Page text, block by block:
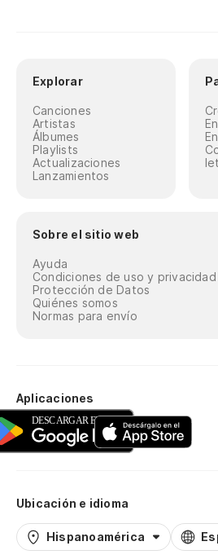
Explorar
Canciones
Artistas
Álbumes
Playlists
Actualizaciones
Lanzamientos
Sobre el sitio web
Ayuda
Condiciones de uso y privacidad
Protección de Datos
Quiénes somos
Normas para envío
Aplicaciones
Ubicación e idioma
Hispanoamérica